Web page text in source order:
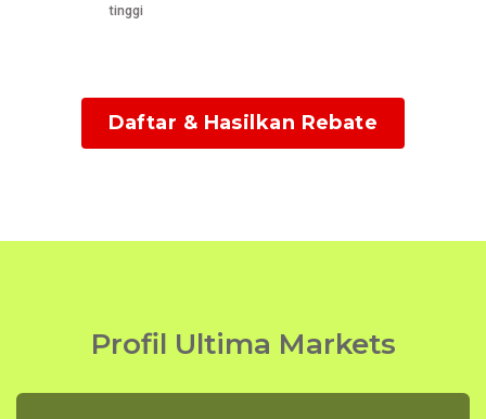
tinggi
Daftar & Hasilkan Rebate
Profil Ultima Markets